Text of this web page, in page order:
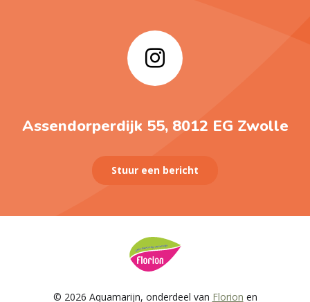
Assendorperdijk 55, 8012 EG Zwolle
Stuur een bericht
© 2026 Aquamarijn, onderdeel van Florion en